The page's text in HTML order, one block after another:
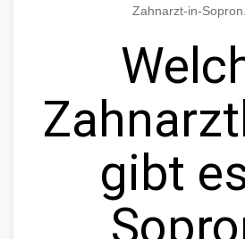
Zahnarzt-in-
gibt